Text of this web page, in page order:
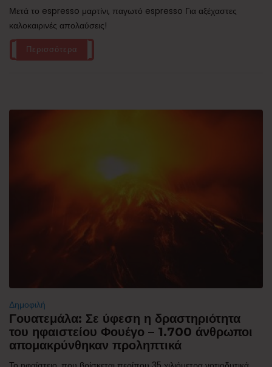
Μετά το espresso μαρτίνι, παγωτό espresso Για αξέχαστες
καλοκαιρινές απολαύσεις!
Περισσότερα
Δημοφιλή
Γουατεμάλα: Σε ύφεση η δραστηριότητα
του ηφαιστείου Φουέγο – 1.700 άνθρωποι
απομακρύνθηκαν προληπτικά